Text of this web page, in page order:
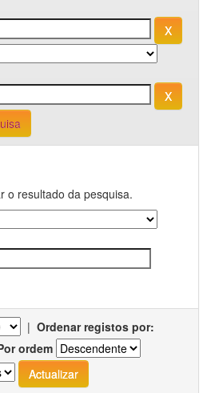
o resultado da pesquisa.
| Ordenar registos por:
ordem